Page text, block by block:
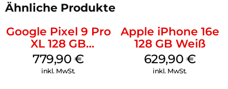
Ähnliche Produkte
Google Pixel 9 Pro
XL 128 GB
Obsidian
779,90€
inkl. MwSt.
Apple iPhone 16e
128 GB Weiß
629,90 €
inkl. MwSt.